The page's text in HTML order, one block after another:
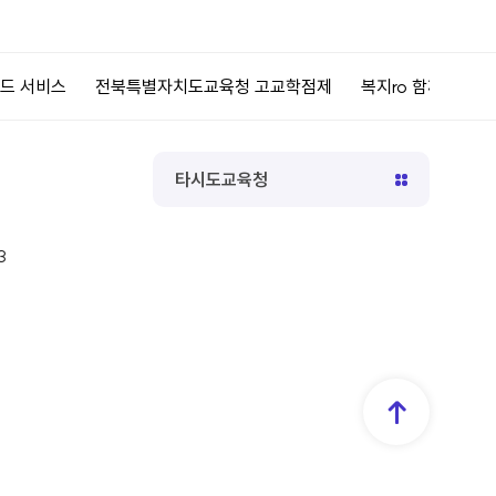
자치도교육청 고교학점제 복지ro 함께만드는복지 공공재정환
타시도교육청